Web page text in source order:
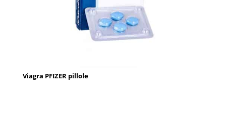
Viagra PFIZER pillole